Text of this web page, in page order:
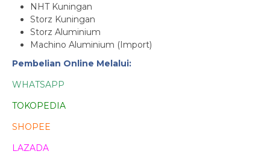
NHT Kuningan
Storz Kuningan
Storz Aluminium
Machino Aluminium (Import)
Pembelian Online Melalui:
WHATSAPP
TOKOPEDIA
SHOPEE
LAZADA